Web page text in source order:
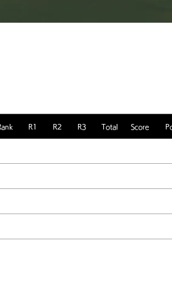
R1 R2 R3 Total Score